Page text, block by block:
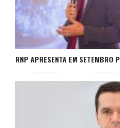
RNP APRESENTA EM SETEMBRO